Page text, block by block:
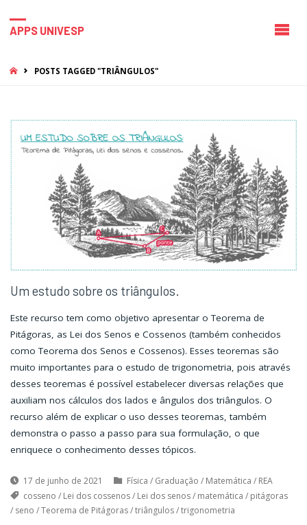
APPS UNIVESP
HOMEPOSTS TAGGED "TRIÂNGULOS"
Um estudo sobre os triângulos.
Este recurso tem como objetivo apresentar o Teorema de
Pitágoras, as Lei dos Senos e Cossenos (também conhecidos
como Teorema dos Senos e Cossenos). Esses teoremas são
muito importantes para o estudo de trigonometria, pois através
desses teoremas é possível estabelecer diversas relações que
auxiliam nos cálculos dos lados e ângulos dos triângulos. O
recurso além de explicar o uso desses teoremas, também
demonstra o passo a passo para sua formulação, o que
enriquece o conhecimento desses tópicos.
17 de junho de 2021 Física / Graduação / Matemática / REA
cosseno / Lei dos cossenos/ Lei dos senos/ matemática / pitágoras
/ seno /Teorema de Pitágoras/triângulos/trigonometria